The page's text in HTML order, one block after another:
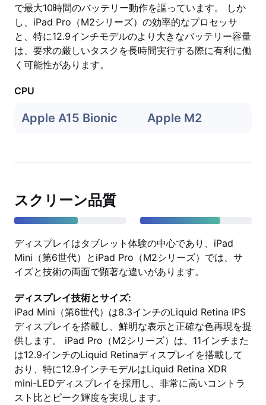
で最大10時間のバッテリー動作を謳っています。 しか
し、iPad Pro（M2シリーズ）の効率的なプロセッサ
と、特に12.9インチモデルのより大きなバッテリー容量
は、要求の厳しいタスクを長時間実行する際に有利に働
く可能性があります。
CPU
Apple A15 Bionic Apple M2
スクリーン品質
ディスプレイはタブレット体験の中心であり、iPad
Mini（第6世代）とiPad Pro（M2シリーズ）では、サ
イズと技術の両面で顕著な違いがあります。
ディスプレイ技術とサイズ:
iPad Mini（第6世代）は8.3インチのLiquid Retina IPS
ディスプレイを搭載し、鮮明な表示と正確な色再現を提
供します。 iPad Pro（M2シリーズ）は、11インチまた
は12.9インチのLiquid Retinaディスプレイを搭載して
おり、特に12.9インチモデルはLiquid Retina XDR
mini-LEDディスプレイを採用し、非常に高いコントラ
スト比とピーク輝度を実現します。